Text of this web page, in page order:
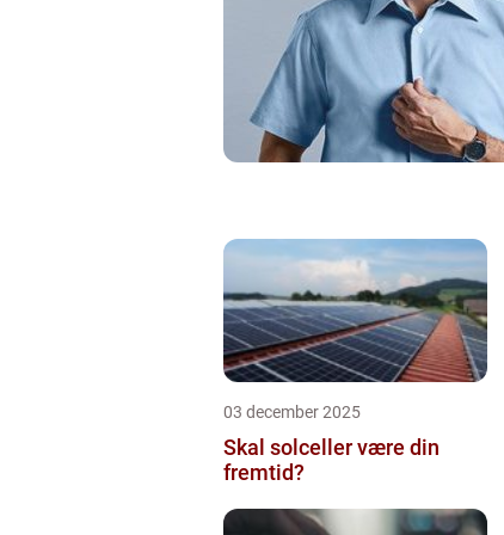
03 december 2025
Skal solceller være din
fremtid?